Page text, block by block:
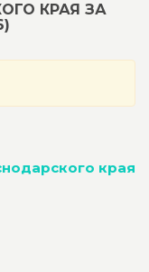
КРАЯ ЗА
края